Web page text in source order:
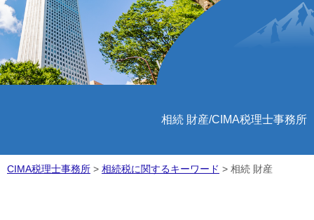
相続 財産/CIMA税理士事務所
CIMA税理士事務所 > 相続税に関するキーワード > 相続 財産